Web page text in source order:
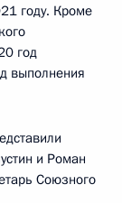
году. Кроме
год
выполнения
и Роман
Союзного